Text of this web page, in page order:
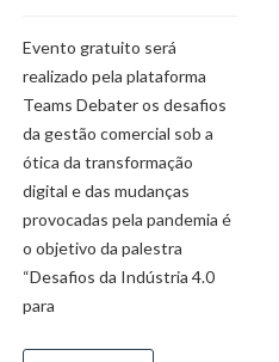
Evento gratuito será
realizado pela plataforma
Teams Debater os desafios
da gestão comercial sob a
ótica da transformação
digital e das mudanças
provocadas pela pandemia é
o objetivo da palestra
“Desafios da Indústria 4.0
para